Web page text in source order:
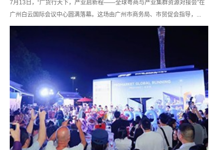
7月13日，“广货行天下，产业启新程——全球粤商与产业集群资源对接会”在
广州白云国际会议中心圆满落幕。这场由广州市商务局、市贸促会指导，...